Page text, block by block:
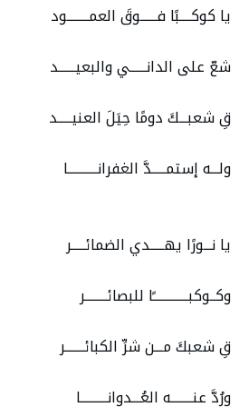
يا كوكــــبًا فــــــوقَ العمــــــــود
شعّ على الدانــــــي والبعيــــــد
قِ شعبـــكَ دومًا حِيَلَ العنيـــــد
ولـــه إستمـــــدَّ الغفرانـــــــــــا
يا نـــورًا يهـــــدي الضمائـــــر
وكــوكبـــــــــــــًا للبصائــــــــر
قِ شعبكَ مـــن شرِّ الكبائـــــــر
ورُدَّ عنــــــــه العُـــدوانــــــــــا